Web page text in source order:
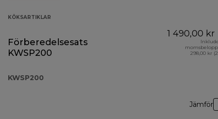
KÖKSARTIKLAR
Förberedelsesats
KWSP200
KWSP200
1 490,00 kr
298,00 kr
Jämför